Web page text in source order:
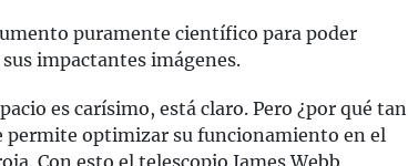
puramente científico para poder
impactantes imágenes.
es carísimo, está claro. Pero ¿por qué tan
permite optimizar su funcionamiento en el
Con esto el telescopio James Webb